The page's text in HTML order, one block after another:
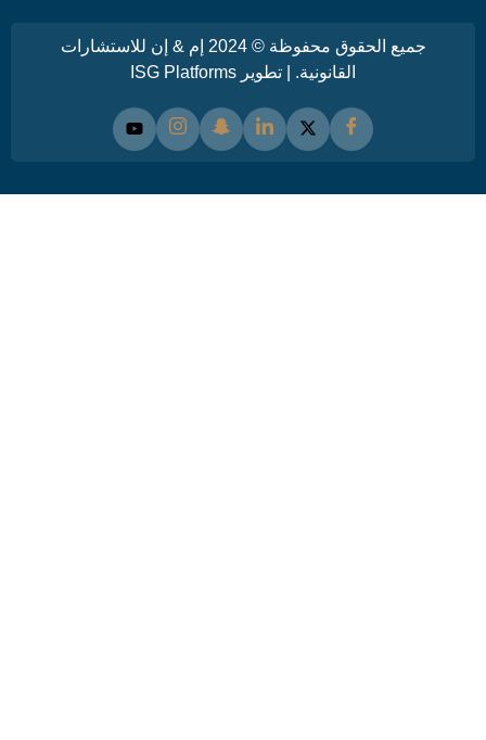
جميع الحقوق محفوظة © 2024 إم & إن للاستشارات
القانونية. | تطويرISG Platforms